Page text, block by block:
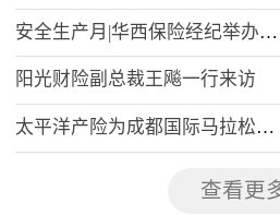
午，华西
党史、知安全生产月|华西保险经纪举办应急消防安全知识培训
阳光财险副总裁王飚一行来访
太平洋产险为成都国际马拉松提供全方位保险保障
查看更